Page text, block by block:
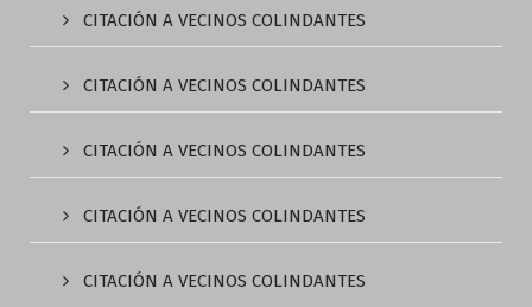
CITACIÓN A VECINOS COLINDANTES
CITACIÓN A VECINOS COLINDANTES
CITACIÓN A VECINOS COLINDANTES
CITACIÓN A VECINOS COLINDANTES
CITACIÓN A VECINOS COLINDANTES